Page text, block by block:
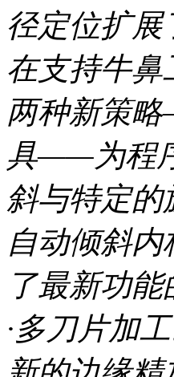
径定位扩
在支持牛
两种新策
具——为程
斜与特定
自动倾斜
了最新功
·多刀片加